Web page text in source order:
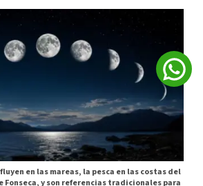
en las mareas, la pesca en las costas del
Fonseca, y son referencias tradicionales para